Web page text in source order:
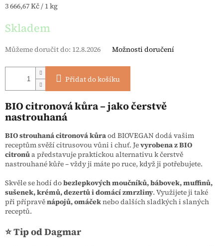
Měrná cena:
3 666,67 Kč / 1 kg
Skladem
Můžeme doručit do: 12.8.2026 Možnosti doručení
Přidat do košíku
BIO citronová kůra – jako čerstvě
nastrouhaná
BIO strouhaná citronová kůraod BIOVEGAN dodá vašim
receptům svěží citrusovou vůni i chuť. Jevyrobena z BIO
citronůa představuje praktickou alternativu k čerstvě
nastrouhané kůře – vždy ji máte po ruce, když ji potřebujete.
Skvěle se hodí dobezlepkových moučníků, bábovek, muffinů,
sušenek, krémů, dezertů i domácí zmrzliny. Využijete ji také
při přípravěnápojů, omáčeknebo dalších sladkých i slaných
receptů.
⭐ Tip od Dagmar